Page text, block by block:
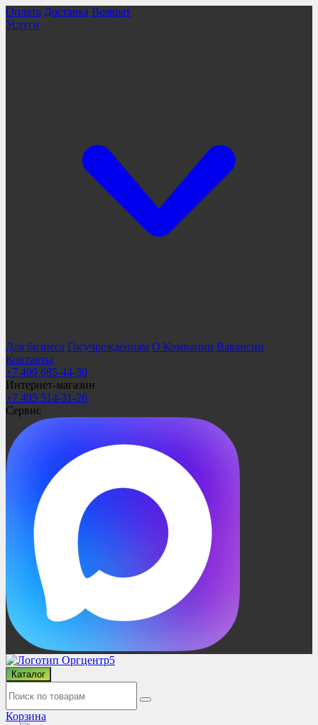
Оплата Доставка Возврат
Услуги
Для бизнеса Госучреждениям О Компании Вакансии
Контакты
+7 499 685-44-30
Интернет-магазин
+7 495 514-31-26
Сервис
Каталог
Корзина